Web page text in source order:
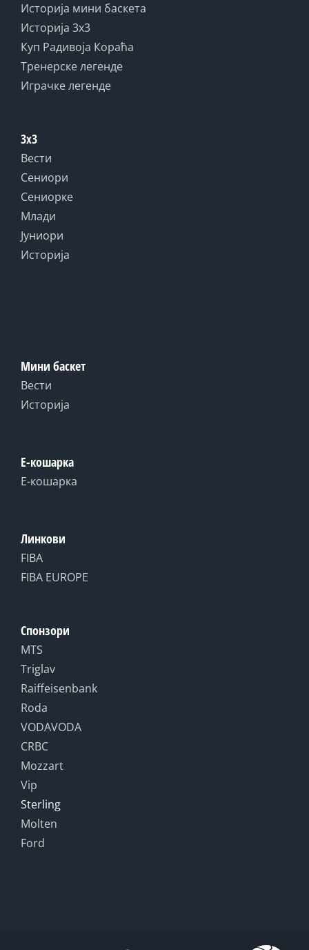
Историја мини баскета
Историја 3x3
Куп Радивоја Кораћа
Тренерске легенде
Играчке легенде
3x3
Вести
Сениори
Сениорке
Млади
Јуниори
Историја
Мини баскет
Вести
Историја
Е-кошарка
Е-кошарка
Линкови
FIBA
FIBA EUROPE
Спонзори
MTS
Triglav
Raiffeisenbank
Roda
VODAVODA
CRBC
Mozzart
Vip
Sterling
Molten
Ford